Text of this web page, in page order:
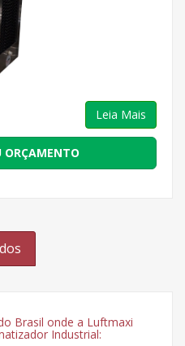
Leia Mais
ORÇAMENTO
Brasil onde a Luftmaxi
Industrial: